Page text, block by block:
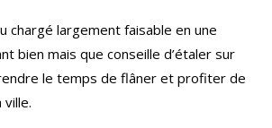
chargé largement faisable en une
bien mais que conseille d’étaler sur
le temps de flâner et profiter de
ville.